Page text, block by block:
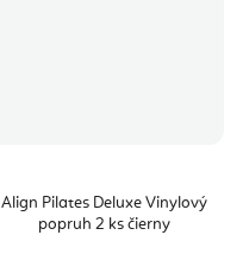
Align Pilates Deluxe Vinylový
popruh 2 ks čierny